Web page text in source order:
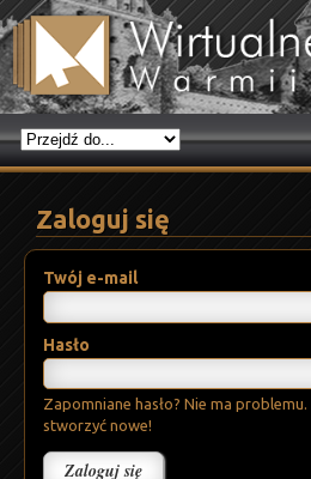
Zaloguj się
Twój e-mail
Hasło
Zapomniane hasło? Nie ma problemu.
stworzyć nowe!